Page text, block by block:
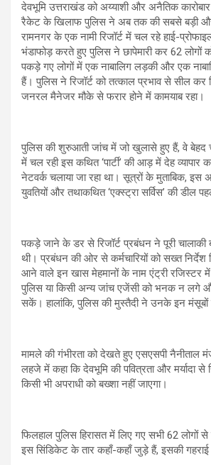
देवभूमि उत्तराखंड को अय्याशी और अनैतिक
रैकेट के खिलाफ पुलिस ने अब तक की सबसे बड़ी और
रामनगर के एक नामी रिजॉर्ट में चल रहे हाई-
भंडाफोड़ करते हुए पुलिस ने छापेमारी कर 62 लोगों
पकड़े गए लोगों में एक नाबालिग लड़की और एक
हैं। पुलिस ने रिजॉर्ट को तत्काल प्रभाव से सील कर
जनरल मैनेजर मौके से फरार होने में कामयाब रहा।
​पुलिस की शुरुआती जांच में जो खुलासे हुए हैं, वे बेहद
में चल रही इस कथित ‘पार्टी’ की आड़ में देह
नेटवर्क चलाया जा रहा था। सूत्रों के मुताबिक, इस
युवतियों और तथाकथित ‘एक्स्ट्रा सर्विस’ की डील
​पकड़े जाने के डर से रिजॉर्ट प्रबंधन ने पूरी चालाकी
थी। प्रबंधन की ओर से कर्मचारियों को सख्त निर्देश
आने वाले इन खास मेहमानों के नाम एंट्री रजिस्टर में
पुलिस या किसी अन्य जांच एजेंसी को भनक न लगे और
सकें। हालांकि, पुलिस की मुस्तैदी ने उनके इन मंसूबों
​मामले की गंभीरता को देखते हुए एसएसपी नैनीताल
लहजे में कहा कि देवभूमि की पवित्रता और मर्यादा
किसी भी अपराधी को बख्शा नहीं जाएगा।
फिलहाल पुलिस हिरासत में लिए गए सभी 62 लोगों
इस सिंडिकेट के तार कहाँ-कहाँ जुड़े हैं, इसकी गहराई